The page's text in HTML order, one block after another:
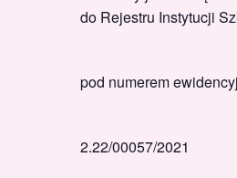
do Rejestru Instytucji
pod numerem
2.22/00057/2021